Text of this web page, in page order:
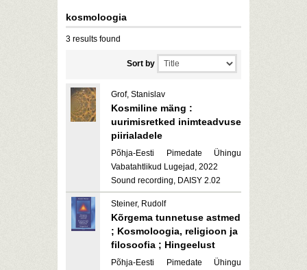
kosmoloogia
3 results found
Sort by
Grof, Stanislav
Kosmiline mäng :
uurimisretked inimteadvuse
piirialadele
Põhja-Eesti Pimedate Ühingu
Vabatahtlikud Lugejad, 2022
Sound recording, DAISY 2.02
Steiner, Rudolf
Kõrgema tunnetuse astmed
; Kosmoloogia, religioon ja
filosoofia ; Hingeelust
Põhja-Eesti Pimedate Ühingu